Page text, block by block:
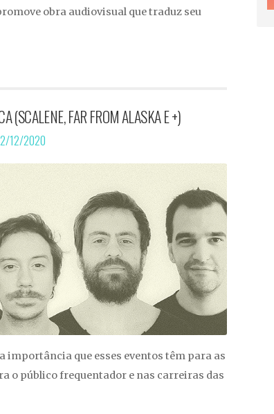
obra audiovisual que traduz seu
(SCALENE, FAR FROM ALASKA E +)
12/2020
importância que esses eventos têm para as
o público frequentador e nas carreiras das